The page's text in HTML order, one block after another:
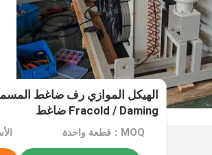
Fracold / Daming ضاغط
MOQ：قطعة واحدة